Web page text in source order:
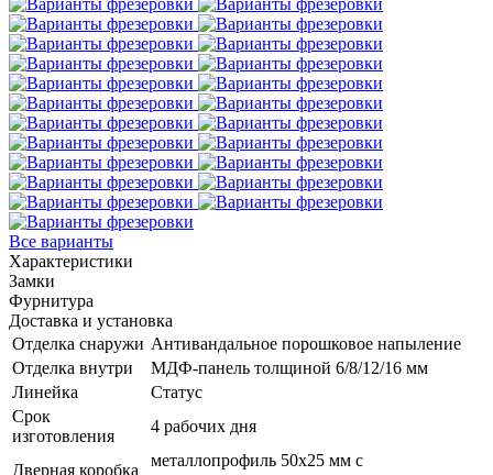
Все варианты
Характеристики
Замки
Фурнитура
Доставка и установка
Отделка снаружи Антивандальное порошковое напыление
Отделка внутри
МДФ-панель толщиной 6/8/12/16 мм
Линейка
Статус
Срок
изготовления
4 рабочих дня
Дверная коробка
металлопрофиль 50x25 мм с